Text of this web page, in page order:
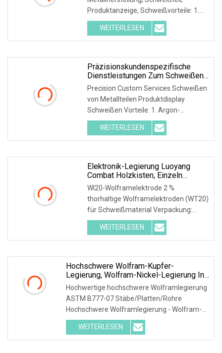
Produktanzeige, Schweißvorteile: 1.
Argon-Wolfram-Lichtbogenschweißen:
1) Argon kann Luft effektiv isolieren,
ist in Metall unlöslich und reagiert nicht
WEITERLESEN
Präzisionskundenspezifische
Dienstleistungen Zum Schweißen
Von Metallteilen
Precision Custom Services Schweißen
von Metallteilen Produktdisplay
Schweißen Vorteile: 1. Argon-
Wolfram-Lichtbogenschweißen:1)
Argon kann Luft effektiv isolieren, ist in
Metall unlöslich und reagiert nicht mit
WEITERLESEN
Elektronik-Legierung Luoyang
Combat Holzkisten, Einzeln
Verpackt In Großhandelsperlen
Thoriumhaltige Wolframelektroden
Wl20-Wolframelektrode 2 %
thorhaltige Wolframelektroden (WT20)
für Schweißmaterial Verpackung:
Kunststoffboxen Modell-Nr.: WT20
Produktivität: 500.000.000 Stück/Jahr
Stückpreis/Zahlung: T/T Herkunft:
WEITERLESEN
Hochschwere Wolfram-Kupfer-
Legierung, Wolfram-Nickel-Legierung In
Verschiedenen Formen Von
Stangen/Stäben/Blechen/Platten/Rohren
Hochwertige hochschwere Wolframlegierung
ASTM B777-07 Stäbe/Platten/Rohre
Hochschwere Wolframlegierung - Wolfram-
Nickel-Eisen-Legierung - Wolfram-Nickel-
Kupfer-Legierung - Material: W90-97NiFe
(magnetisch) &
WEITERLESEN